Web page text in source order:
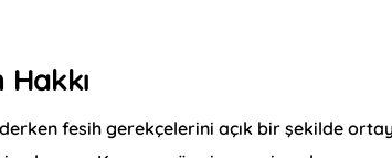
fesih gerekçelerini açık bir şekilde